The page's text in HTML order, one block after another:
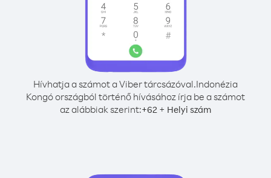
Hívhatja a számot a Viber tárcsázóval.Indonézia
Kongó országból történő hívásához írja be a számot
az alábbiak szerint:+62 + Helyi szám